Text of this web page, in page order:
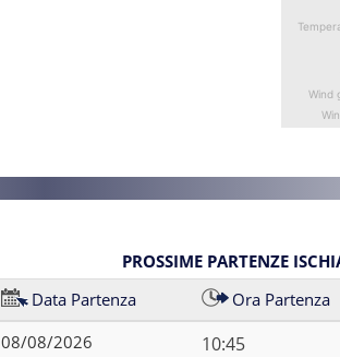
PROSSIME PARTENZE
Data Partenza Ora Partenza
08/08/2026 10:45